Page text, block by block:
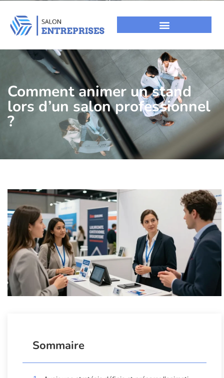
Comment animer un stand
lors d’un salon professionnel
?
Sommaire